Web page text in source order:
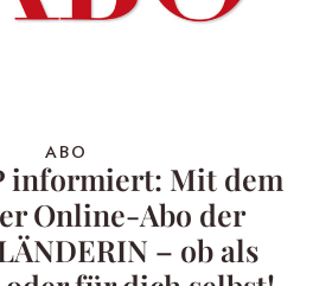
ABO
informiert: Mit dem
Online-Abo der
– ob als